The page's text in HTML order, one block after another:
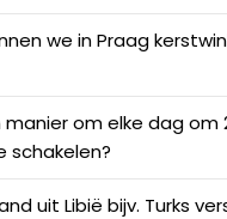
we in Praag
manier om elke dag om
schakelen?
uit Libië bijv. Turks